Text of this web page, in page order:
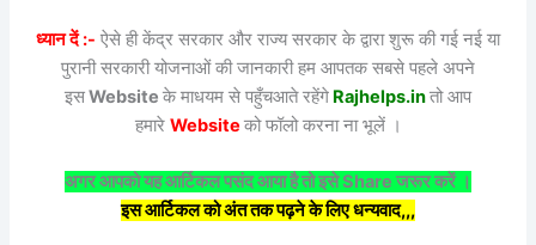
ध्यान दें :- ऐसे ही केंद्र सरकार और राज्य सरकार के द्वारा शुरू की गई नई या
पुरानी सरकारी योजनाओं की जानकारी हम आपतक सबसे पहले अपने
इसWebsite के माधयम से पहुँचआते रहेंगे Rajhelps.inतो आप
हमारे Website को फॉलो करना ना भूलें ।
अगर आपको यह आर्टिकल पसंद आया है तो इसे Share जरूर करें ।
इस आर्टिकल को अंत तक पढ़ने के लिए धन्यवाद,,,